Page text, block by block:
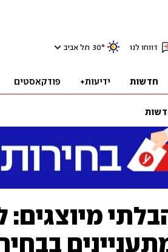
דווחו לנו 30° תל אביב
חדשות ידיעות+ פודקאסטים
מיוצגים: